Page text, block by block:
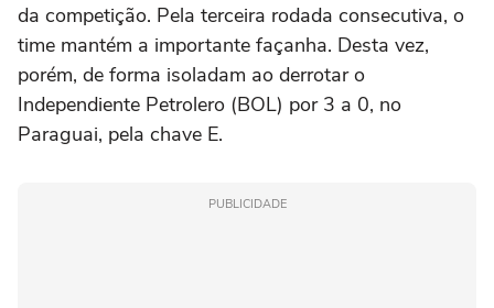
da competição. Pela terceira rodada consecutiva, o
time mantém a importante façanha. Desta vez,
porém, de forma isoladam ao derrotar o
Independiente Petrolero (BOL) por 3 a 0, no
Paraguai, pela chave E.
PUBLICIDADE